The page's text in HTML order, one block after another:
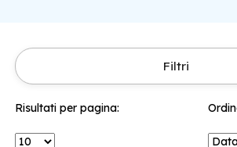
Filtri
Risultati per pagina: